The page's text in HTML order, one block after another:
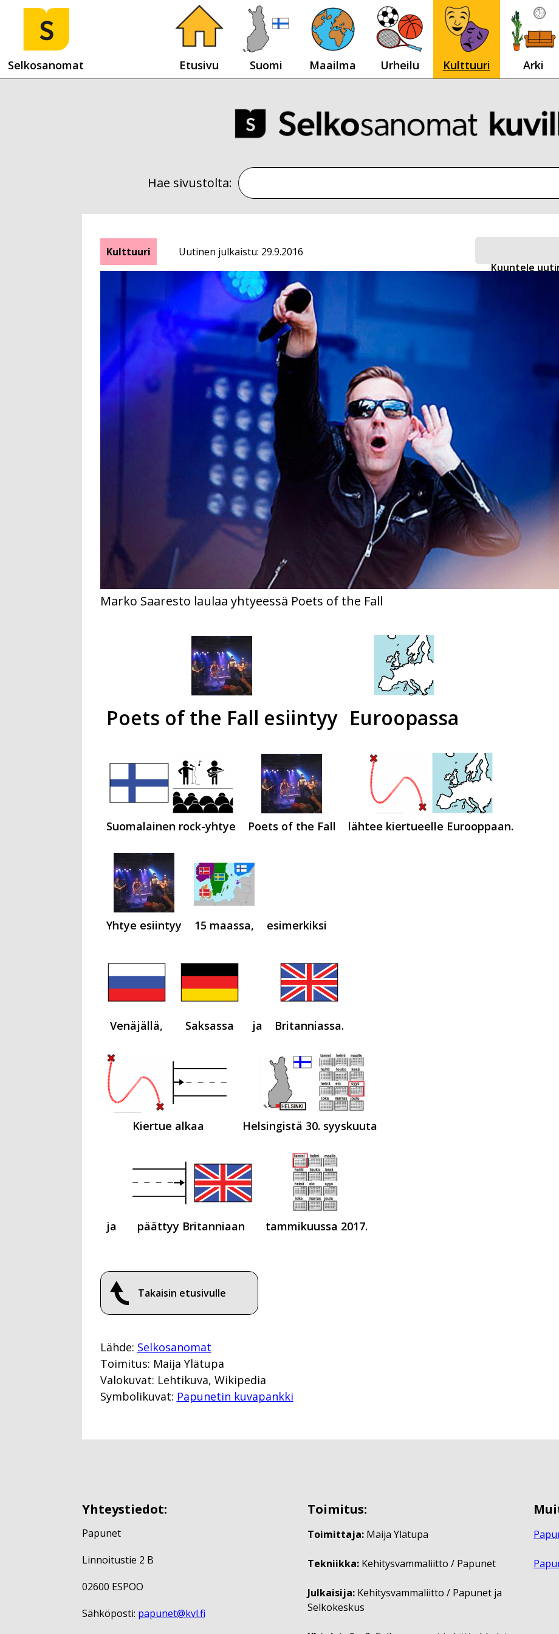
Selkosanomat Etusivu Suomi Maailma Urheilu Kulttuuri Arki
Hae sivustolta:
Kulttuuri
Uutinen julkaistu: 29.9.2016
Kuuntele
Poets of the Fall esiintyy Euroopassa
Marko Saaresto laulaa yhtyeessä Poets of the Fall
Suomalainen rock-yhtye Poets of the Fall lähtee kiertueelle Eurooppaan.
Yhtye esiintyy 15 maassa, esimerkiksi
Venäjällä, Saksassa ja Britanniassa.
Kiertue alkaa Helsingistä 30. syyskuuta
ja päättyy Britanniaan tammikuussa 2017.
Takaisin etusivulle
Lähde: Selkosanomat
Toimitus: Maija Ylätupa
Valokuvat: Lehtikuva, Wikipedia
Symbolikuvat: Papunetin kuvapankki
Yhteystiedot:
Papunet
Linnoitustie 2 B
02600 ESPOO
Sähköposti: papunet@kvl.fi
Toimitus:
Toimittaja: Maija Ylätupa
Tekniikka: Kehitysvammaliitto / Papunet
Julkaisija: Kehitysvammaliitto / Papunet ja
Selkokeskus